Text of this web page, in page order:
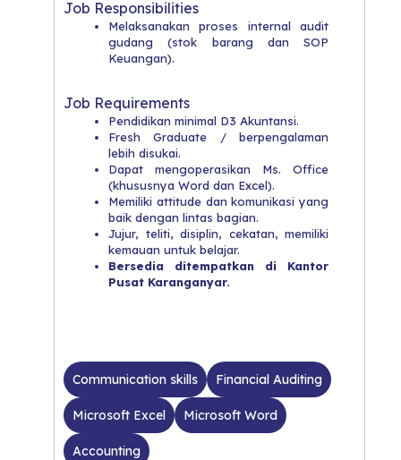
Job Responsibilities
Melaksanakan proses internal audit
gudang (stok barang dan SOP
Keuangan).
Job Requirements
Pendidikan minimal D3 Akuntansi.
​Fresh Graduate / berpengalaman
lebih disukai.
​Dapat mengoperasikan Ms. Office
(khususnya Word dan Excel).
​Memiliki attitude dan komunikasi yang
baik dengan lintas bagian.
​Jujur, teliti, disiplin, cekatan, memiliki
kemauan untuk belajar.
Bersedia ditempatkan di Kantor
Pusat Karanganyar.
Communication skills Financial Auditing
Microsoft Excel Microsoft Word
Accounting